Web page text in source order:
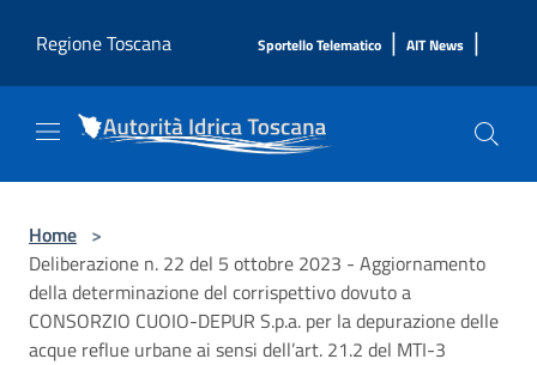
Regione Toscana
Sportello Telematico | AIT News |
Home >
Deliberazione n. 22 del 5 ottobre 2023 - Aggiornamento
della determinazione del corrispettivo dovuto a
CONSORZIO CUOIO-DEPUR S.p.a. per la depurazione delle
acque reflue urbane ai sensi dell’art. 21.2 del MTI-3